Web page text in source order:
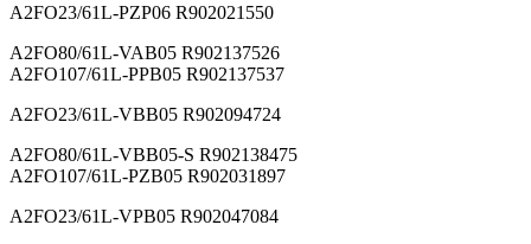
A2FO23/61L-PZP06 R902021550
A2FO80/61L-VAB05 R902137526
A2FO107/61L-PPB05 R902137537
A2FO23/61L-VBB05 R902094724
A2FO80/61L-VBB05-S R902138475
A2FO107/61L-PZB05 R902031897
A2FO23/61L-VPB05 R902047084